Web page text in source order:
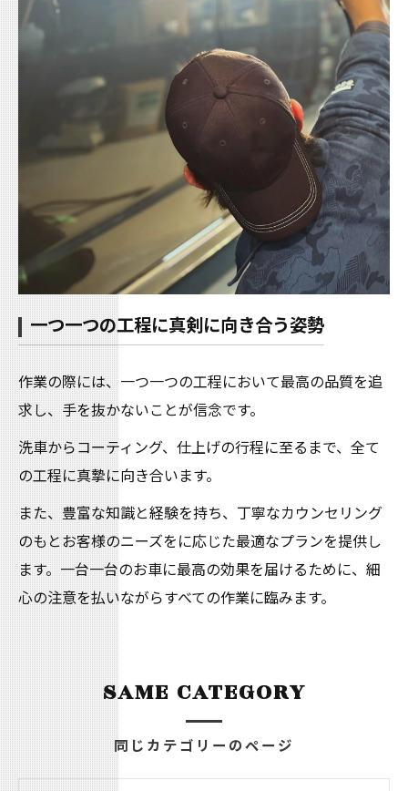
一つ一つの工程に真剣に向き合う姿勢
作業の際には、一つ一つの工程において最高の品質を追
求し、手を抜かないことが信念です。
洗車からコーティング、仕上げの行程に至るまで、全て
の工程に真摯に向き合います。
また、豊富な知識と経験を持ち、丁寧なカウンセリング
のもとお客様のニーズをに応じた最適なプランを提供し
ます。一台一台のお車に最高の効果を届けるために、細
心の注意を払いながらすべての作業に臨みます。
同じカテゴリーのページ
SAME CATEGORY